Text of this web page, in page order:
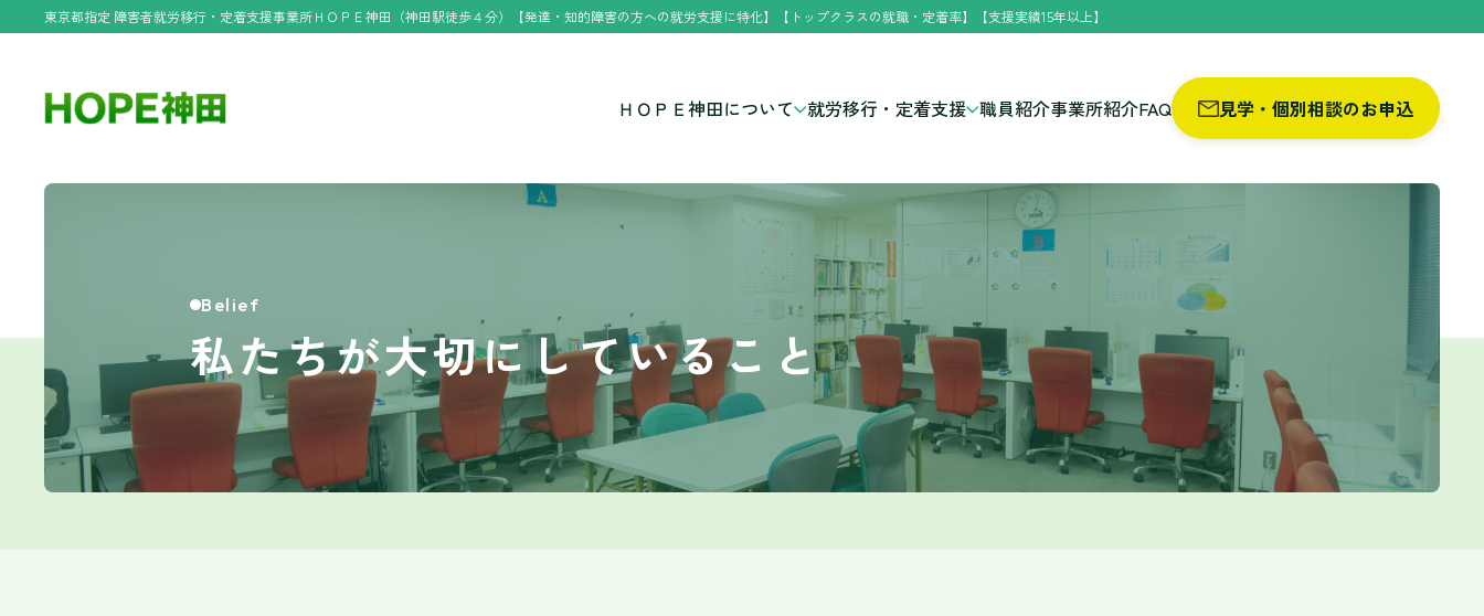
東京都指定 障害者就労移行・定着支援事業所ＨＯＰＥ神田（神田駅徒歩４分）【発達・知的障害の方への就労支援に特化】【トップクラスの就職・定着率】【支援実績15年以上】
ＨＯＰＥ神田について 就労移行・定着支援 職員紹介事業所紹介FAQ 見学・個別相談のお申込
Belief
私たちが大切にしていること